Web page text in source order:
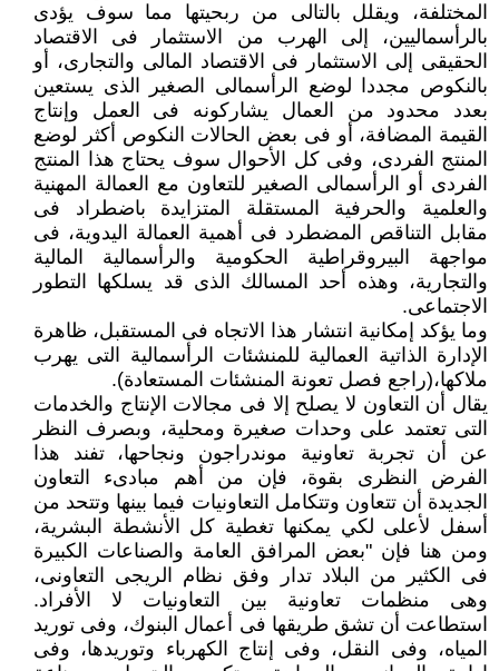
المختلفة، ويقلل بالتالى من ربحيتها مما سوف يؤدى
بالرأسماليين، إلى الهرب من الاستثمار فى الاقتصاد
الحقيقى إلى الاستثمار فى الاقتصاد المالى والتجارى، أو
بالنكوص مجددا لوضع الرأسمالى الصغير الذى يستعين
بعدد محدود من العمال يشاركونه فى العمل وإنتاج
القيمة المضافة، أو فى بعض الحالات النكوص أكثر لوضع
المنتج الفردى، وفى كل الأحوال سوف يحتاج هذا المنتج
الفردى أو الرأسمالى الصغير للتعاون مع العمالة المهنية
والعلمية والحرفية المستقلة المتزايدة باضطراد فى
مقابل التناقص المضطرد فى أهمية العمالة اليدوية، فى
مواجهة البيروقراطية الحكومية والرأسمالية المالية
والتجارية، وهذه أحد المسالك الذى قد يسلكها التطور
الاجتماعى.
وما يؤكد إمكانية انتشار هذا الاتجاه فى المستقبل، ظاهرة
الإدارة الذاتية العمالية للمنشئات الرأسمالية التى يهرب
ملاكها،(راجع فصل تعونة المنشئات المستعادة).
يقال أن التعاون لا يصلح إلا فى مجالات الإنتاج والخدمات
التى تعتمد على وحدات صغيرة ومحلية، وبصرف النظر
عن أن تجربة تعاونية موندراجون ونجاحها، تفند هذا
الفرض النظرى بقوة، فإن من أهم مبادىء التعاون
الجديدة أن تتعاون وتتكامل التعاونيات فيما بينها وتتحد من
أسفل لأعلى لكي يمكنها تغطية كل الأنشطة البشرية،
ومن هنا فإن "بعض المرافق العامة والصناعات الكبيرة
فى الكثير من البلاد تدار وفق نظام الريجى التعاونى،
وهى منظمات تعاونية بين التعاونيات لا الأفراد.
استطاعت أن تشق طريقها فى أعمال البنوك، وفى توريد
المياه، وفى النقل، وفى إنتاج الكهرباء وتوريدها، وفى